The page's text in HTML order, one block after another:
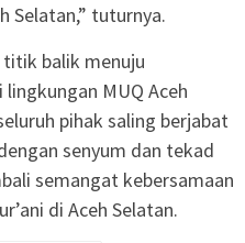
Selatan,” tuturnya.
balik menuju
MUQ Aceh
pihak saling berjabat
senyum dan tekad
semangat kebersamaan
di Aceh Selatan.